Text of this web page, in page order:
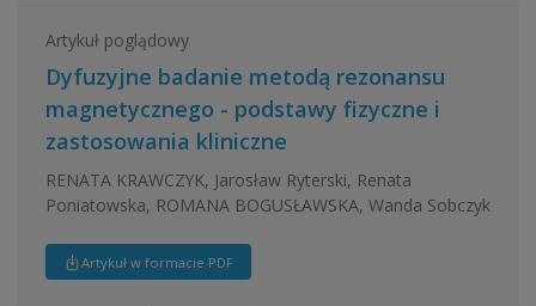
Artykuł poglądowy
Dyfuzyjne badanie metodą rezonansu
magnetycznego - podstawy fizyczne i
zastosowania kliniczne
RENATA KRAWCZYK, Jarosław Ryterski, Renata
Poniatowska, ROMANA BOGUSŁAWSKA, Wanda Sobczyk
Artykuł w formacie PDF